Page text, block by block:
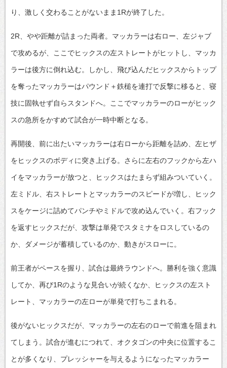
り、激しく交わることがないまま1Rが終了した。
2R、やや距離が詰まった両者。マッカラーは右ロー、左ジャブ
で攻めるが、ここでヒックスの左ストレートがヒットし、マッカ
ラーは後方に倒れ込む。しかし、飛び込んだヒックスからトップ
を奪ったマッカラーはパウンド＋鉄槌を連打で反撃に移ると、寝
技に固執せず自らスタンドへ。ここでマッカラーのローがヒック
スの急所をかすめて試合が一時中断となる。
再開後、前に出たいマッカラーは右ローから距離を詰め、左ヒザ
をヒックスのボディに突き上げる。さらに左右のフックから左ハ
イをマッカラーが放つと、ヒックスはたまらず組みついていく。
左ミドル、右ストレートとマッカラーのスピードが増し、ヒック
スをケージに詰めてパンチやミドルで攻め込んでいく。右フック
を返すヒックスだが、攻撃は単発でスタミナをロスしているの
か、ダメージが蓄積しているのか、動きがスローに。
前王者がペースを握り、試合は最終ラウンドへ。勝利を強く意識
してか、再び1Rのような見合いが続くなか、ヒックスの左スト
レート、マッカラーの左ローが単発で打ちこまれる。
後がないヒックスだが、マッカラーの左右のローで前進を阻まれ
てしまう。試合が進むにつれて、オクタゴンの中央に位置するこ
とが多くなり、プレッシャーを与えるようになったマッカラー